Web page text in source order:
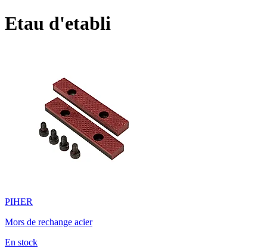
Etau d'etabli
PIHER
Mors de rechange acier
En stock